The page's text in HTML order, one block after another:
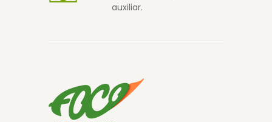
auxiliar.